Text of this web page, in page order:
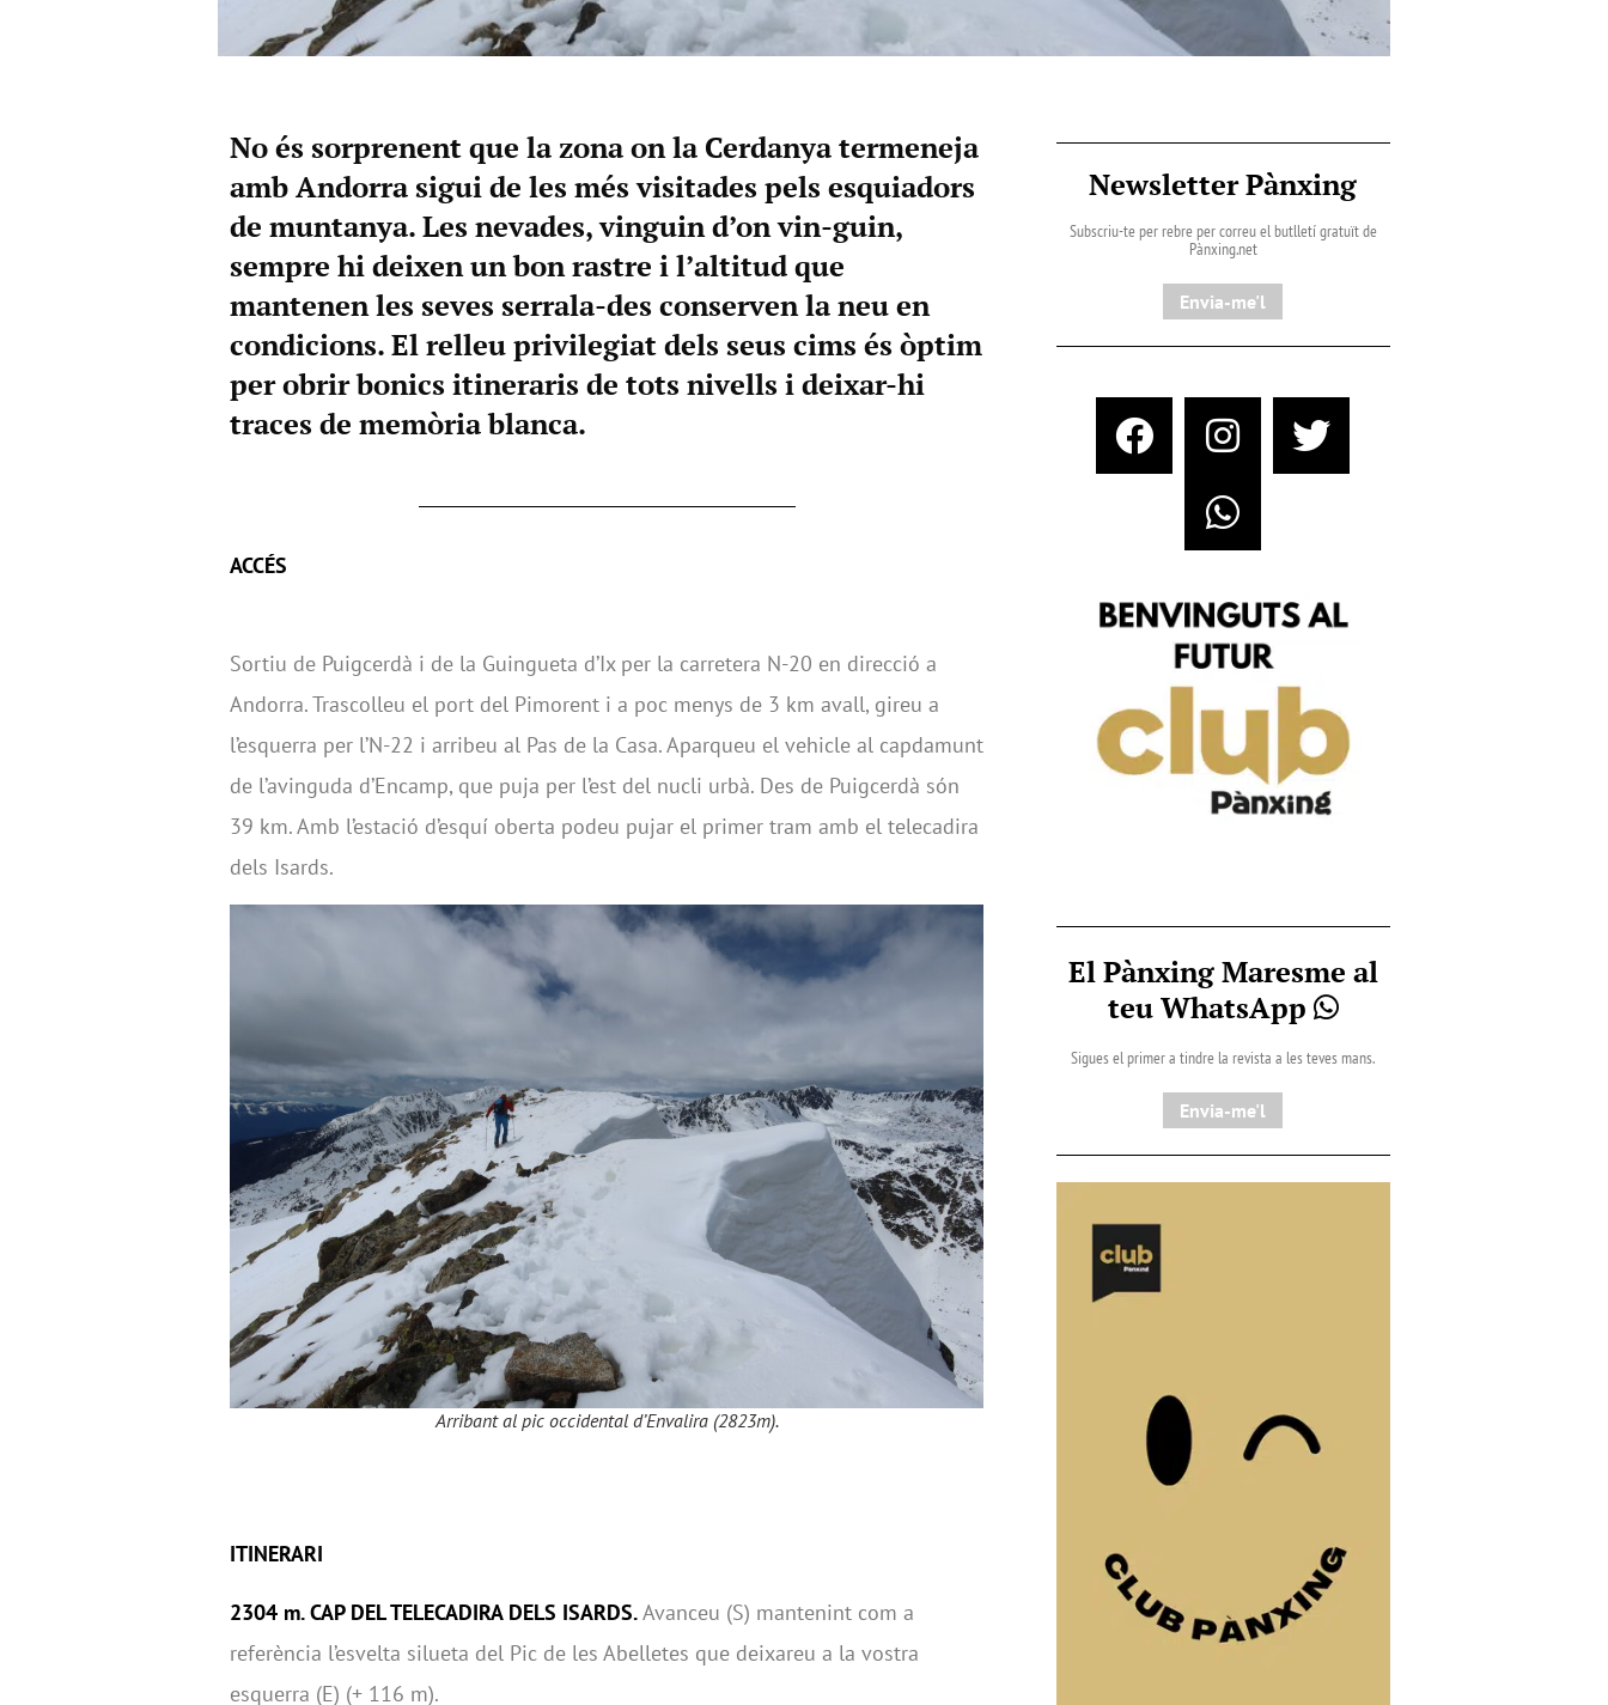
No és sorprenent que la zona on la Cerdanya termeneja
amb Andorra sigui de les més visitades pels esquiadors
de muntanya. Les nevades, vinguin d’on vin-guin,
sempre hi deixen un bon rastre i l’altitud que
mantenen les seves serrala-des conserven la neu en
condicions. El relleu privilegiat dels seus cims és òptim
per obrir bonics itineraris de tots nivells i deixar-hi
traces de memòria blanca.
ACCÉS
Sortiu de Puigcerdà i de la Guingueta d’Ix per la carretera N-20 en direcció a
Andorra. Trascolleu el port del Pimorent i a poc menys de 3 km avall, gireu a
l’esquerra per l’N-22 i arribeu al Pas de la Casa. Aparqueu el vehicle al capdamunt
de l’avinguda d’Encamp, que puja per l’est del nucli urbà. Des de Puigcerdà són
39 km. Amb l’estació d’esquí oberta podeu pujar el primer tram amb el telecadira
dels Isards.
Arribant al pic occidental d’Envalira (2823m).
ITINERARI
2304 m. CAP DEL TELECADIRA DELS ISARDS.Avanceu (S) mantenint com a
referència l’esvelta silueta del Pic de les Abelletes que deixareu a la vostra
esquerra (E) (+ 116 m).
Newsletter Pànxing
Subscriu-te per rebre per correu el butlletí gratuït de
Pànxing.net​
Envia-me'l
El Pànxing Maresme al
teu WhatsApp
Sigues el primer a tindre la revista a les teves mans.
Envia-me'l